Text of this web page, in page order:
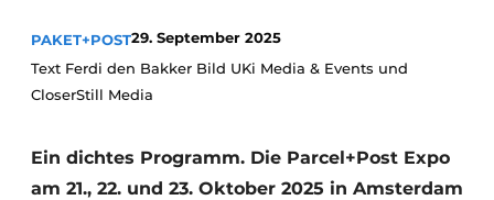
PAKET+POST29. September 2025
Text Ferdi den Bakker Bild UKi Media & Events und
CloserStill Media
Ein dichtes Programm. Die Parcel+Post Expo
am 21., 22. und 23. Oktober 2025 in Amsterdam